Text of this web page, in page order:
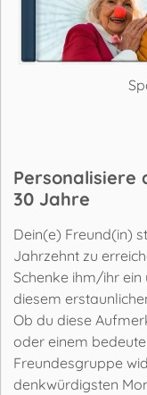
Personalisiere
30 Jahre
Dein(e) Freund(in)
Jahrzehnt zu
Schenke ihm/ihr
diesem
Ob du diese
oder einem
Freundesgruppe
denkwürdigsten